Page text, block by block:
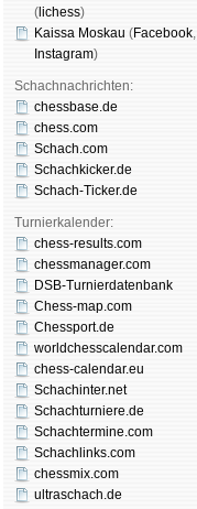
( lichess)
Kaissa Moskau (Face­book,
Insta­gram)
Schachnachrichten:
chessbase.de
chess.com
Schach.com
Schachkicker.de
Schach-Ticker.de
Turnierkalender:
chess-results.com
chessmanager.com
DSB-Turnierdatenbank
Chess-map.com
Chessport.de
worldchesscalendar.com
chess-calendar.eu
Schachinter.net
Schachturniere.de
Schachtermine.com
Schachlinks.com
chessmix.com
ultraschach.de